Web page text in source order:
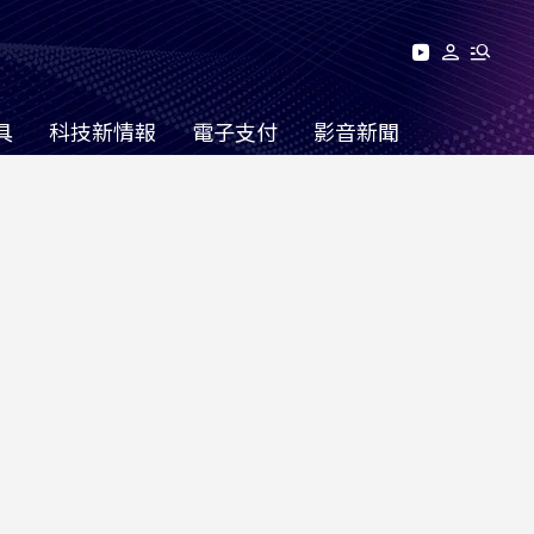
科技新情報 電子支付 影音新聞